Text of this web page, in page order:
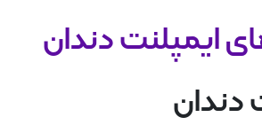
ایمپلنت دندان
دندان